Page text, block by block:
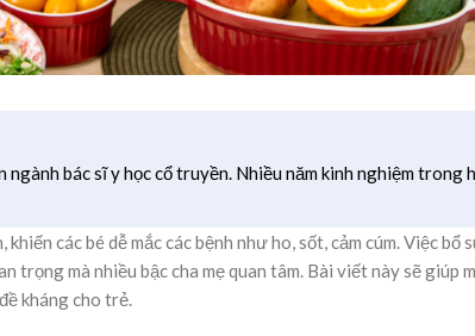
ngành bác sĩ y học cổ truyền. Nhiều năm kinh nghiệm trong
các bé dễ mắc các bệnh như ho, sốt, cảm cúm. Việc bổ
trọng mà nhiều bậc cha mẹ quan tâm. Bài viết này sẽ giúp
kháng cho trẻ.